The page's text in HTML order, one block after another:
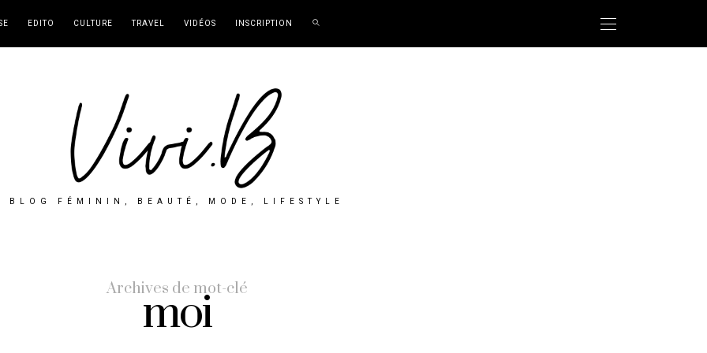
EDITO CULTURE TRAVEL VIDÉOS INSCRIPTION
BLOG FÉMININ, BEAUTÉ, MODE, LIFESTYLE
Archives de mot-clé
moi